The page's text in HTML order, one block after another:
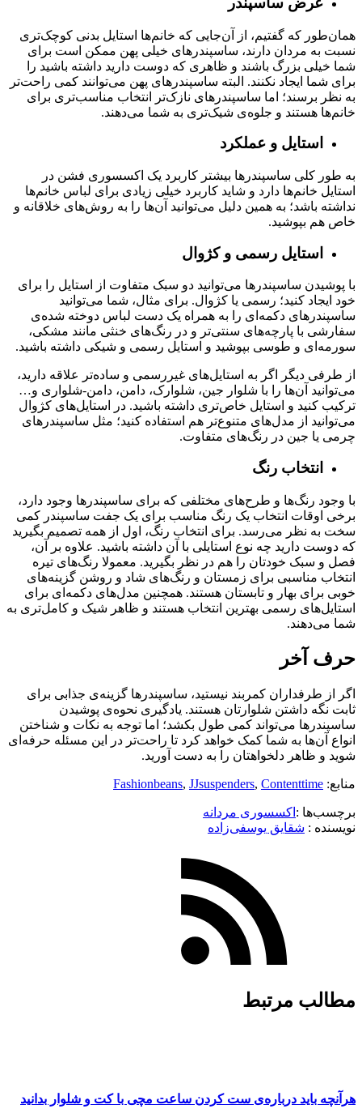
همان‌طور که گفتیم، از آن‌جایی که خانم‌ها استایل بدنی کوچک‌تری
نسبت به مردان دارند، ساسپندرهای خیلی پهن ممکن است برای
شما خیلی بزرگ باشند و ظاهری که دوست دارید داشته باشید را
برای شما ایجاد نکنند. البته ساسپندرهای پهن می‌توانند کمی راحت‌تر
به نظر برسند؛ اما ساسپندرهای نازک‌تر انتخاب مناسب‌تری برای
خانم‌ها هستند و جلوه‌ی شیک‌تری به شما می‌دهند.
استایل و عملکرد
به طور کلی ساسپندرها بیشتر کاربرد یک اکسسوری فشن در
استایل خانم‌ها دارد و شاید کاربرد خیلی زیادی برای لباس خانم‌ها
نداشته باشد؛ به همین دلیل می‌توانید آن‌ها را به روش‌های خلاقانه و
خاص هم بپوشید.
استایل رسمی و کژوال
با پوشیدن ساسپندرها می‌توانید دو سبک متفاوت از استایل را برای
خود ایجاد کنید؛ رسمی یا کژوال. برای مثال، شما می‌توانید
ساسپندرهای دکمه‌ای را به همراه یک دست لباس دوخته شده‌ی
سفارشی با پارچه‌های سنتی‌تر و در رنگ‌های خنثی مانند مشکی،
سورمه‌ای و طوسی بپوشید و استایل رسمی و شیکی داشته باشید.
از طرفی دیگر اگر به استایل‌های غیررسمی و ساده‌تر علاقه دارید،
می‌توانید آن‌ها را با شلوار جین، شلوارک، دامن، دامن-شلواری و…
ترکیب کنید و استایل خاص‌تری داشته باشید. در استایل‌های کژوال
می‌توانید از مدل‌های متنوع‌تر هم استفاده کنید؛ مثل ساسپندرهای
چرمی یا جین در رنگ‌های متفاوت.
انتخاب رنگ
با وجود رنگ‌ها و طرح‌های مختلفی که برای ساسپندرها وجود دارد،
برخی اوقات انتخاب یک رنگ مناسب برای یک جفت ساسپندر کمی
سخت به نظر می‌رسد. برای انتخاب رنگ، اول از همه تصمیم بگیرید
که دوست دارید چه نوع استایلی با آن داشته باشید. علاوه بر آن،
فصل و سبک خودتان را هم در نظر بگیرید. معمولا رنگ‌های تیره
انتخاب مناسبی برای زمستان و رنگ‌های شاد و روشن گزینه‌های
خوبی برای بهار و تابستان هستند. همچنین مدل‌های دکمه‌ای برای
استایل‌های رسمی بهترین انتخاب هستند و ظاهر شیک و کامل‌تری به
شما می‌دهند.
حرف آخر
اگر از طرفداران کمربند نیستید، ساسپندرها گزینه‌ی جذابی برای
ثابت نگه داشتن شلوارتان هستند. یادگیری نحوه‌ی پوشیدن
ساسپندرها می‌تواند کمی طول بکشد؛ اما توجه به نکات و شناختن
انواع آن‌ها به شما کمک خواهد کرد تا راحت‌تر در این مسئله حرفه‌ای
شوید و ظاهر دلخواهتان را به دست آورید.
منابع: Fashionbeans, JJsuspenders, Contenttime
برچسب‌ها : اکسسوری مردانه
نویسنده :‌ شقایق یوسفی‌زاده
مطالب مرتبط
هرآنچه باید درباره‌ی ست کردن ساعت مچی با کت و شلوار بدانید